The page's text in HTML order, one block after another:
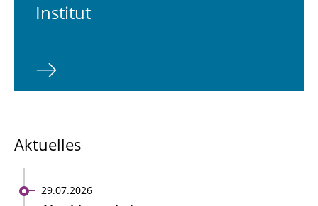
In­sti­tut
Aktuelles
29.07.2026